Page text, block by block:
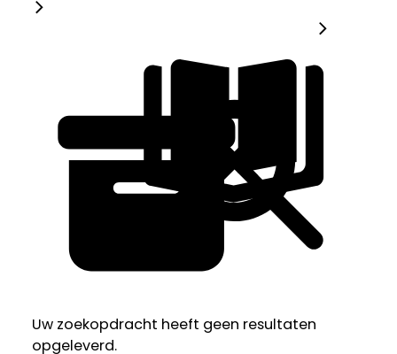
Uw zoekopdracht heeft geen resultaten
opgeleverd.